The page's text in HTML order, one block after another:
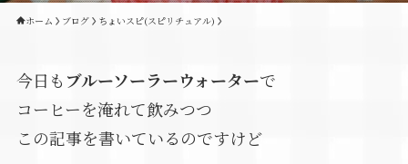
ホーム ブログ ちょいスピ(スピリチュアル)
今日も ブルーソーラーウォーターで
コーヒーを淹れて飲みつつ
この記事を書いているのですけど